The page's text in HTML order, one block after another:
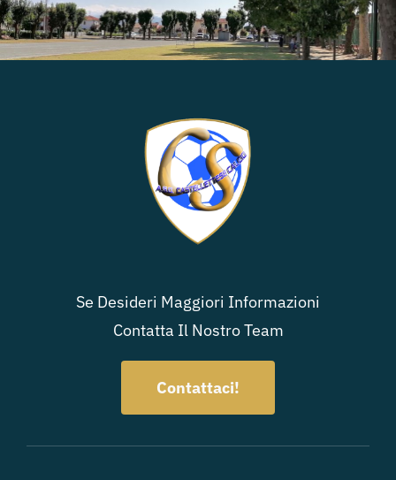
Se Desideri Maggiori Informazioni
Contatta Il Nostro Team
Contattaci!